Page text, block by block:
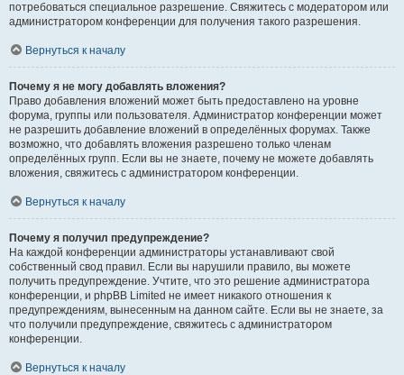
потребоваться специальное разрешение. Свяжитесь с модератором или
администратором конференции для получения такого разрешения.
Вернуться к началу
Почему я не могу добавлять вложения?
Право добавления вложений может быть предоставлено на уровне
форума, группы или пользователя. Администратор конференции может
не разрешить добавление вложений в определённых форумах. Также
возможно, что добавлять вложения разрешено только членам
определённых групп. Если вы не знаете, почему не можете добавлять
вложения, свяжитесь с администратором конференции.
Вернуться к началу
Почему я получил предупреждение?
На каждой конференции администраторы устанавливают свой
собственный свод правил. Если вы нарушили правило, вы можете
получить предупреждение. Учтите, что это решение администратора
конференции, и phpBB Limited не имеет никакого отношения к
предупреждениям, вынесенным на данном сайте. Если вы не знаете, за
что получили предупреждение, свяжитесь с администратором
конференции.
Вернуться к началу